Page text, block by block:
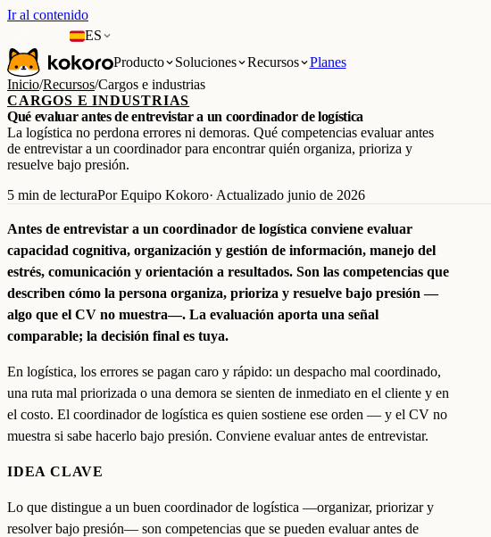
Ir al contenido
ES
Producto
Soluciones Recursos Planes
Inicio/Recursos/Cargos e industrias
CARGOS E INDUSTRIAS
Qué evaluar antes de entrevistar a un coordinador de logística
La logística no perdona errores ni demoras. Qué competencias evaluar antes
de entrevistar a un coordinador para encontrar quién organiza, prioriza y
resuelve bajo presión.
5 min de lecturaPor Equipo Kokoro· Actualizado junio de 2026
Antes de entrevistar a un coordinador de logística conviene evaluar
capacidad cognitiva, organización y gestión de información, manejo del
estrés, comunicación y orientación a resultados. Son las competencias que
describen cómo la persona organiza, prioriza y resuelve bajo presión —
algo que el CV no muestra—. La evaluación aporta una señal
comparable; la decisión final es tuya.
En logística, los errores se pagan caro y rápido: un despacho mal coordinado,
una ruta mal priorizada o una demora se sienten de inmediato en el cliente y en
el costo. El coordinador de logística es quien sostiene ese orden — y el CV no
muestra si sabe hacerlo bajo presión. Conviene evaluar antes de entrevistar.
IDEA CLAVE
Lo que distingue a un buen coordinador de logística —organizar, priorizar y
resolver bajo presión— son competencias que se pueden evaluar antes de